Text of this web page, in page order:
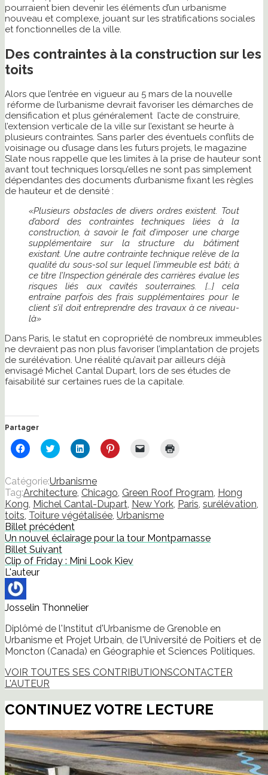
pourraient bien devenir les éléments d’un urbanisme
nouveau et complexe, jouant sur les stratifications sociales
et fonctionnelles de la ville.
Des contraintes à la construction sur les
toits
Alors que l’entrée en vigueur au 5 mars de la nouvelle
réforme de l’urbanisme devrait favoriser les démarches de
densification et plus généralement l’acte de construire,
l’extension verticale de la ville sur l’existant se heurte à
plusieurs contraintes. Sans parler des éventuels conflits de
voisinage ou d’usage dans les futurs projets, le magazine
Slate nous rappelle que les limites à la prise de hauteur sont
avant tout techniques lorsqu’elles ne sont pas simplement
dépendantes des documents d’urbanisme fixant les règles
de hauteur et de densité :
«Plusieurs obstacles de divers ordres existent. Tout
d’abord des contraintes techniques liées à la
construction, à savoir le fait d’imposer une charge
supplémentaire sur la structure du bâtiment
existant. Une autre contrainte technique relève de la
qualité du sous-sol sur lequel l’immeuble est bâti; à
ce titre l’Inspection générale des carrières évalue les
risques liés aux cavités souterraines. […] cela
entraîne parfois des frais supplémentaires pour le
client s’il doit entreprendre des travaux à ce niveau-
là»
Dans Paris, le statut en copropriété de nombreux immeubles
ne devraient pas non plus favoriser l’implantation de projets
de surélévation. Une réalité qu’avait par ailleurs déjà
envisagé Michel Cantal Dupart, lors de ses études de
faisabilité sur certaines rues de la capitale.
Partager
Cliquez
pour
Facebook(ouvre
dans
une
nouvelle
fenêtre)
Cliquez
pour
Twitter(ouvre
dans
une
nouvelle
fenêtre)
Cliquez
pour
LinkedIn(ouvre
dans
une
nouvelle
fenêtre)
Cliquez
pour
une
nouvelle
fenêtre)
Cliquer
e-
mail
à
un
dans
une
fenêtre)
Catégorie:Urbanisme
Tag:Architecture Chicago Green Roof Program Hong
Kong Michel Cantal-Dupart New York Paris surélévation
toits Toiture végétalisée Urbanisme
Billet précédent
Un nouvel éclairage pour la tour Montparnasse
Billet Suivant
Clip of Friday : Mini Look Kiev
L'auteur
Josselin Thonnelier
Diplômé de l'Institut d'Urbanisme de Grenoble en
Urbanisme et Projet Urbain, de l'Université de Poitiers et de
Moncton (Canada) en Géographie et Sciences Politiques.
VOIR TOUTES SES CONTRIBUTIONSCONTACTER
L'AUTEUR
CONTINUEZ VOTRE LECTURE